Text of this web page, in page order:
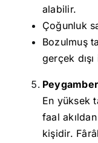
alabilir.
Çoğunluk
Bozulmuş
gerçek
En yüksek
faal
kişidir.